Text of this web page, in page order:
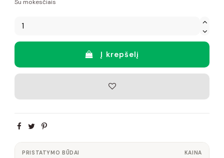
Su mokesčiais
Į krepšelį
PRISTATYMO BŪDAI KAINA